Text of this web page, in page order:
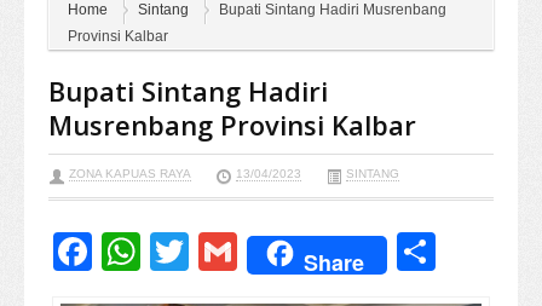
Home Sintang
Bupati Sintang Hadiri Musrenbang
Provinsi Kalbar
Bupati Sintang Hadiri
Musrenbang Provinsi Kalbar
ZONA KAPUAS RAYA 13/04/2023 SINTANG
Facebook
WhatsApp
TwitterGmail
Share